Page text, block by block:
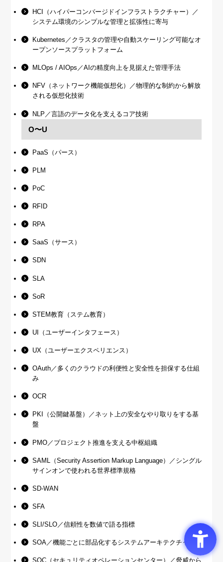
HCI（ハイパーコンバージドインフラストラクチャー）／
システム環境のシンプルな管理と拡張性に寄与
Kubernetes／クラスタの管理や自動スケーリング可能なオ
ープンソースプラットフォーム
MLOps / AIOps／AIの精度向上を見据えた管理手法
NFV（ネットワーク機能仮想化）／物理的な制約から解放
される仮想化技術
NLP／言語のデータ化を支えるコア技術
O〜U
PaaS（パース）
PLM
PoC
RFID
RPA
SaaS（サース）
SDN
SLA
SoR
STEM教育（ステム教育）
UI（ユーザーインタフェース）
UX（ユーザーエクスペリエンス）
OAuth／多くのクラウドの利便性と安全性を担保する仕組
み
OCR
PKI（公開鍵基盤）／ネット上の安全なやり取りをする基
盤
PMO／プロジェクト推進を支える中枢組織
SAML（Security Assertion Markup Language）／シングル
サインオンで使われる世界標準規格
SD-WAN
SFA
SLI/SLO／信頼性を数値で語る指標
SOA／機能ごとに部品化するシステムアーキテクチャ
SOC（セキュリティオペレーションセンター）／脅威から